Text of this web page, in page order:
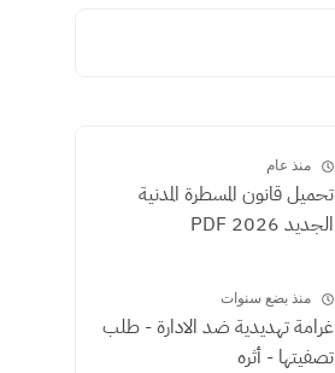
منذ عام
تحميل قانون المسطرة المدنية
الجديد 2026 PDF
منذ بضع سنوات
غرامة تهديدية ضد الادارة - طلب
تصفيتها - أثره